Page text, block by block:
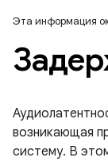
Эта информация
возникающая
систему. В